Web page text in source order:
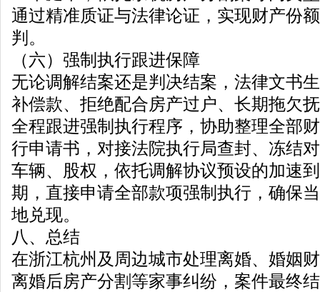
通过精准质证与法律论证，实现财产份
判。
（六）强制执行跟进保障
无论调解结案还是判决结案，法律文书
补偿款、拒绝配合房产过户、长期拖欠
全程跟进强制执行程序，协助整理全部
行申请书，对接法院执行局查封、冻结
车辆、股权，依托调解协议预设的加速
期，直接申请全部款项强制执行，确保
地兑现。
八、总结
在浙江杭州及周边城市处理离婚、婚姻
离婚后房产分割等家事纠纷，案件最终